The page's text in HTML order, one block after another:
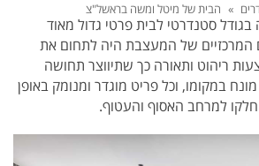
» הבית של מיטל ומשה בראשל"צ
סטנדרטי לבית פרטי גדול מאוד
המרכזיים של המעצבת היה לתחום את
ריהוט ותאורה כך שתיווצר תחושה
במקומו, וכל פריט מוגדר ומנומק באופן
למרחב האסוף והעטוף.